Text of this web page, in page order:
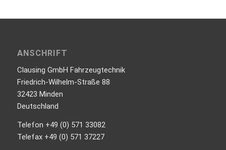
ANSCHRIFT
Clausing GmbH Fahrzeugtechnik
Friedrich-Wilhelm-Straße 88
32423 Minden
Deutschland
Telefon +49 (0) 571 33082
Telefax +49 (0) 571 37227